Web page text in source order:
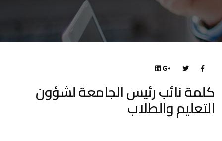
كلمة نائب رئيس الجامعة لشؤون
التعليم والطلاب